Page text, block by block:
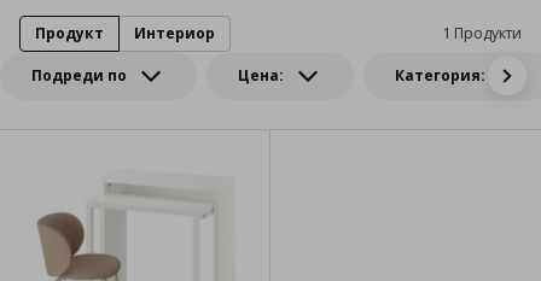
Подреди по Цена: Категория:
1 Продукти
Продукт Интериор